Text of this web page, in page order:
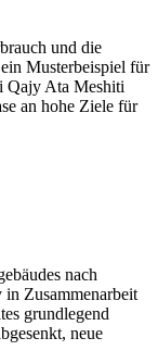
und die
Musterbeispiel für
Qajy Ata Meshiti
an hohe Ziele für
nach
Zusammenarbeit
grundlegend
neue